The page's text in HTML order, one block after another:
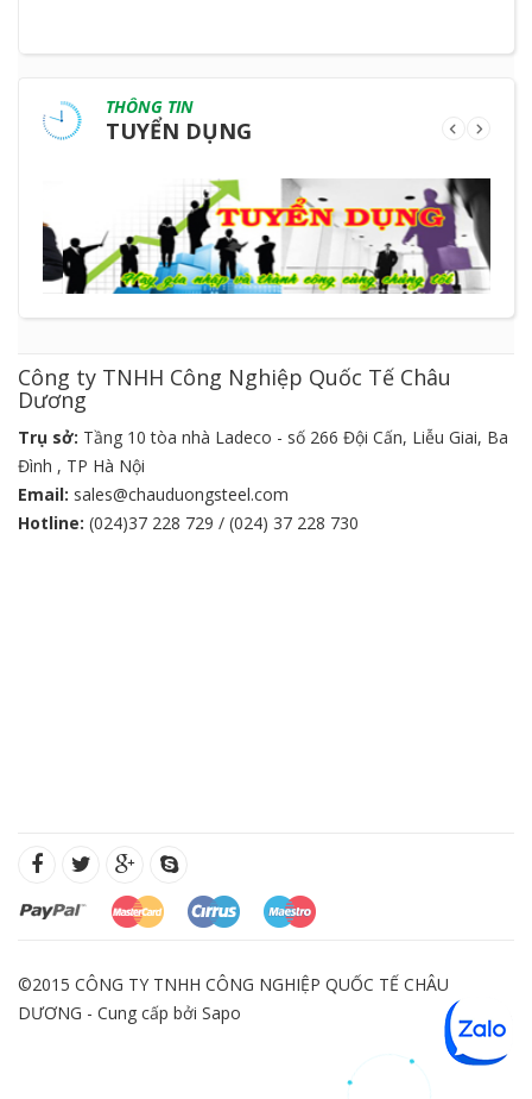
THÔNG TIN
TUYỂN DỤNG
Công ty TNHH Công Nghiệp Quốc Tế Châu
Dương
Trụ sở: Tầng 10 tòa nhà Ladeco - số 266 Đội Cấn, Liễu Giai, Ba
Đình , TP Hà Nội
Email: sales@chauduongsteel.com
Hotline: (024)37 228 729 / (024) 37 228 730
©2015 CÔNG TY TNHH CÔNG NGHIỆP QUỐC TẾ CHÂU
DƯƠNG - Cung cấp bởi Sapo